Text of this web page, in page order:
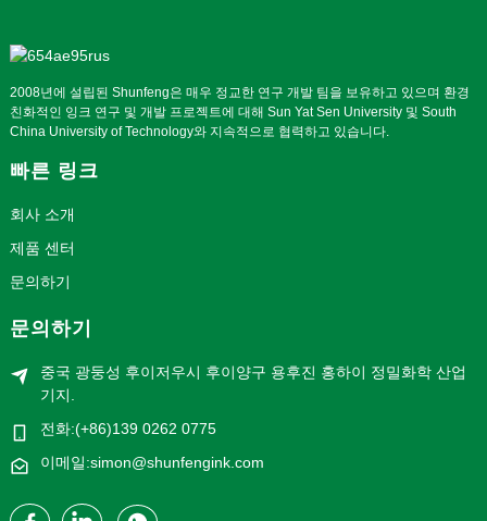
2008년에 설립된 Shunfeng은 매우 정교한 연구 개발 팀을 보유하고 있으며 환경
친화적인 잉크 연구 및 개발 프로젝트에 대해 Sun Yat Sen University 및 South
China University of Technology와 지속적으로 협력하고 있습니다.
빠른 링크
회사 소개
제품 센터
문의하기
문의하기
중국 광둥성 후이저우시 후이양구 용후진 홍하이 정밀화학 산업
기지.
전화:(+86)139 0262 0775
이메일:simon@shunfengink.com